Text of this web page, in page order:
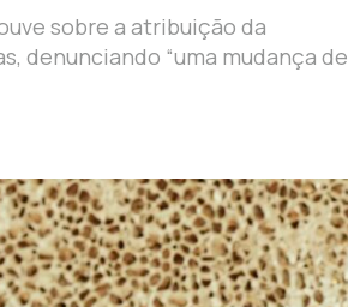
sobre a atribuição da
denunciando “uma mudança de